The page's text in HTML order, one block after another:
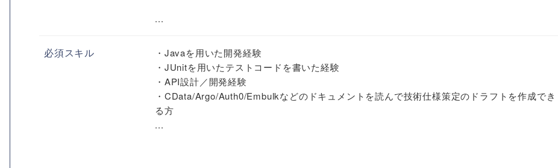
...
必須スキル
・Javaを用いた開発経験
・JUnitを用いたテストコードを書いた経験
・API設計／開発経験
・CData/Argo/Auth0/Embulkなどのドキュメントを読んで技術仕様策定のドラフトを作成でき
る方
...